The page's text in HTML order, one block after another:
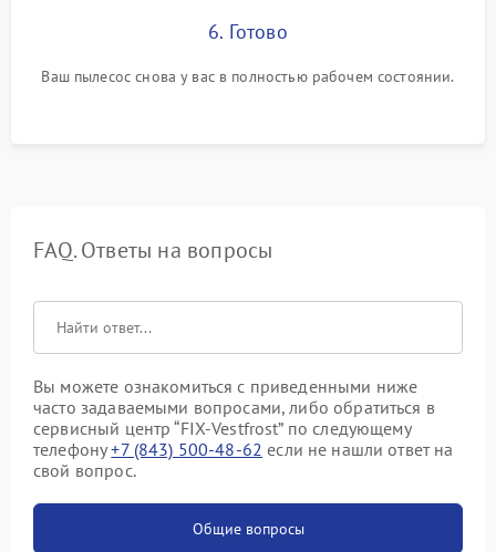
6. Готово
Ваш пылесос снова у вас в полностью рабочем состоянии.
FAQ. Ответы на вопросы
Вы можете ознакомиться с приведенными ниже
часто задаваемыми вопросами, либо обратиться в
сервисный центр “FIX-Vestfrost” по следующему
телефону+7 (843) 500-48-62 если не нашли ответ на
свой вопрос.
Общие вопросы